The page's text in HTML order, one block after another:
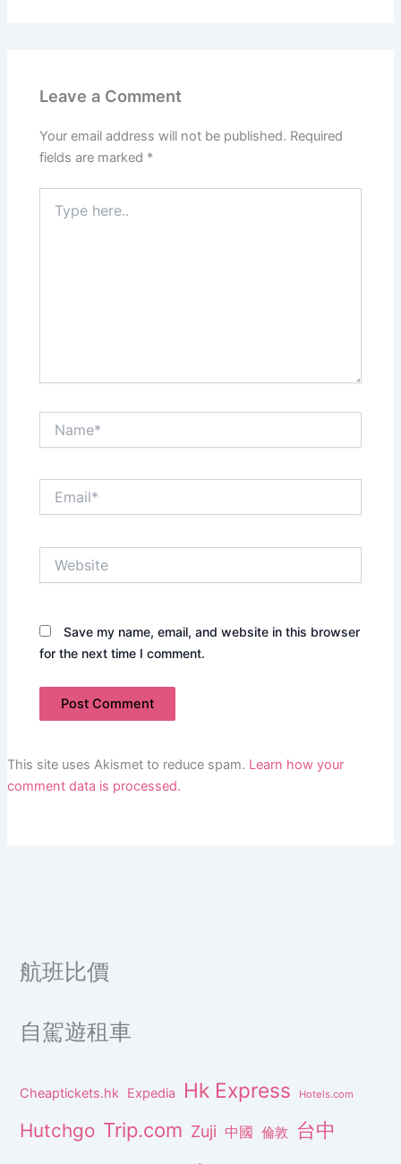
Leave a Comment
Your email address will not be published. Required
fields are marked *
here..
Save my name, email, and website in this browser
for the next time I comment.
This site uses Akismet to reduce spam. Learn how your
comment data is processed.
航班比價
自駕遊租車
Cheaptickets.hk Expedia Hk Express Hotels.com
Hutchgo Trip.com Zuji 中國 倫敦 台中